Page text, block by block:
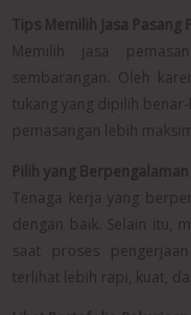
Tips Memilih Jasa
Memilih jasa
sembarangan. Oleh
tukang yang dipilih
pemasangan lebih
Pilih yang Berpengalaman
Tenaga kerja yang
dengan baik. Selain itu,
saat proses
terlihat lebih rapi, kuat,